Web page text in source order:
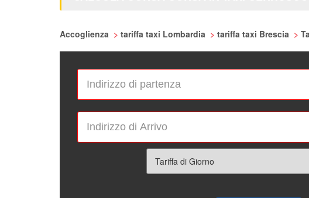
Accoglienza > tariffa taxi Lombardia > tariffa taxi Brescia >